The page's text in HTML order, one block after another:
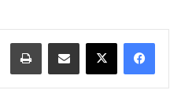
مشاركة عبر البريد